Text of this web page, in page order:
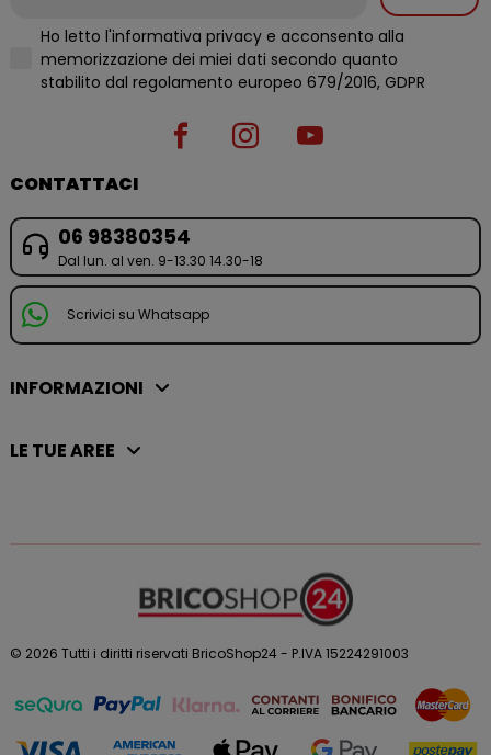
Ho letto l'informativa privacy e acconsento alla
memorizzazione dei miei dati secondo quanto
stabilito dal regolamento europeo 679/2016, GDPR
CONTATTACI
06 98380354
Dal lun. al ven. 9-13.30 14.30-18
Scrivici su Whatsapp
INFORMAZIONI
LE TUE AREE
© 2026 Tutti i diritti riservati BricoShop24 - P.IVA 15224291003